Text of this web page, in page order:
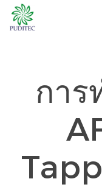
การ